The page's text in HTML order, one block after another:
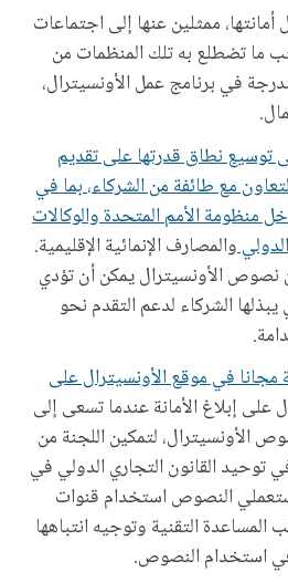
ممثلين عنها إلى اجتماعات
ما تضطلع به تلك المنظمات من
في برنامج عمل الأونسيترال،
توسيع نطاق قدرتها على تقديم
مع طائفة من الشركاء، بما في
منظومة الأمم المتحدة والوكالات
والمصارف الإنمائية الإقليمية.
نصوص الأونسيترال يمكن أن تؤدي
الشركاء لدعم التقدم نحو
في موقع الأونسيترال على
على إبلاغ الأمانة عندما تسعى إلى
الأونسيترال، لتمكين اللجنة من
القانون التجاري الدولي في
النصوص استخدام قنوات
المساعدة التقنية وتوجيه انتباهها
استخدام النصوص.